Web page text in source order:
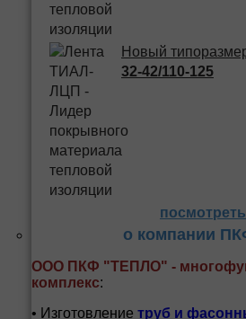
Новый
32-42/110-125
о компании
ООО ПКФ "ТЕПЛО" -
комплекс:
• Изготовление труб и